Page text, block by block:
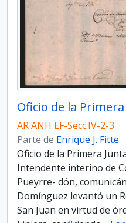
AR ANH EF-Secc.IV-2-3 ·
Parte de Enrique J. Fitte
Oficio de la Primera
Intendente interino de
Pueyrre- dón,
Domínguez levantó un
San Juan en virtud de